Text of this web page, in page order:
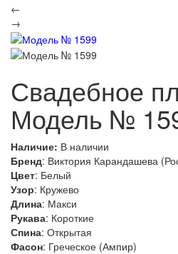
←
→
Свадебное
Модель №
Наличие: В наличии
Бренд: Виктория Карандашева
Цвет: Белый
Узор: Кружево
Длина: Макси
Рукава: Короткие
Спина: Открытая
Фасон: Греческое (Ампир)